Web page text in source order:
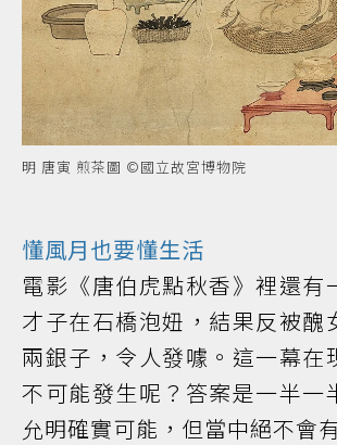
明 唐寅 煎茶圖 ©國立故宮博物院
懂風月也要懂生活
電影《唐伯虎點秋香》裡還有
才子在石橋泡妞，結果反被醜
兩銀子，令人發噱。這一幕在
不可能發生呢？答案是一半一
允明確實可能，但當中絕不會